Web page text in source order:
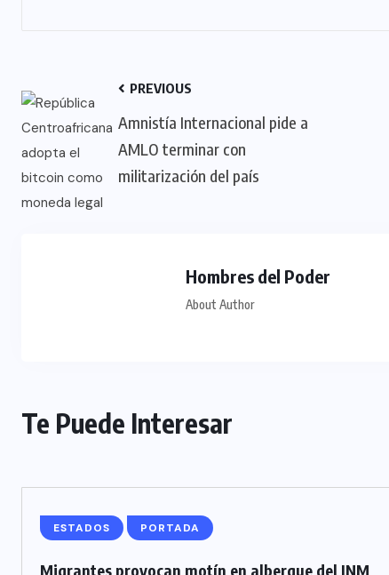
PREVIOUS
Amnistía Internacional pide a
AMLO terminar con
militarización del país
Hombres del Poder
About Author
Te Puede Interesar
ESTADOS PORTADA
Migrantes provocan motín en albergue del INM